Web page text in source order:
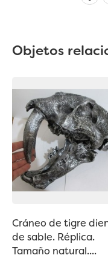
Objetos
Cráneo de tigre
de sable. Réplica.
Tamaño natural....